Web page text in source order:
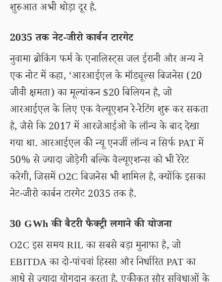
शुरुआत अभी थोड़ा दूर है.
2035 तक नेट-जीरो कार्बन टारगेट
नुवामा ब्रोकिंग फर्म के एनालिस्ट्स जल ईरानी और अन्य ने
एक नोट में कहा, ‘आरआईएल के मॉड्यूल्स बिजनेस (20
जीवी क्षमता) का मूल्यांकन $20 बिलियन है, जो
आरआईएल के लिए एक वैल्यूएशन रे-रेटिंग शुरू कर सकता
है, जैसे कि 2017 में आरजेआईओ के लॉन्च के बाद देखा
गया था. आरआईएल की न्यू एनर्जी लॉन्च न सिर्फ PAT में
50% से ज्यादा जोड़ेगी बल्कि वैल्यूएशन्स को भी रेरेट
करेगी, जिसमें O2C बिजनेस भी शामिल है, क्योंकि इसका
नेट-जीरो कार्बन टारगेट 2035 तक है.
30 GWh की बैटरी फैक्ट्री लगाने की योजना
O2C इस समय RIL का सबसे बड़ा मुनाफा है, जो
EBITDA का दो-पांचवां हिस्सा और निर्धारित PAT का